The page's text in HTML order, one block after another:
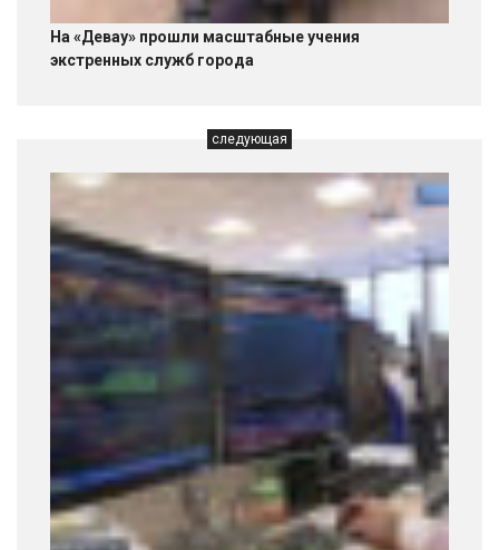
На «Девау» прошли масштабные учения
экстренных служб города
следующая